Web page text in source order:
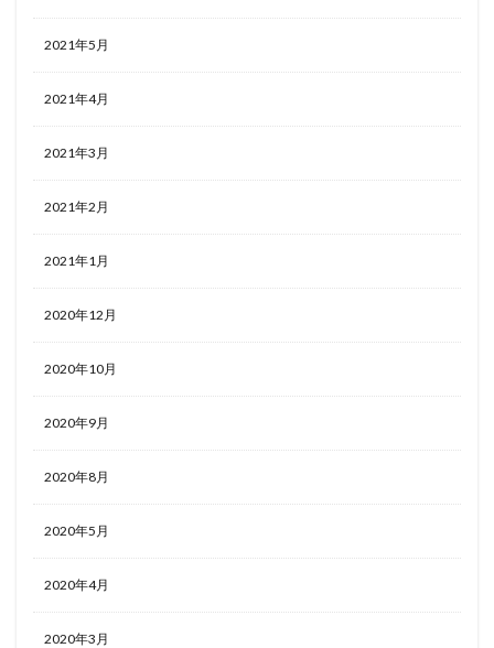
2021年5月
2021年4月
2021年3月
2021年2月
2021年1月
2020年12月
2020年10月
2020年9月
2020年8月
2020年5月
2020年4月
2020年3月